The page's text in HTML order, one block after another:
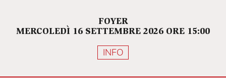
FOYER
MERCOLEDÌ 16 SETTEMBRE 2026 ORE 15:00
INFO